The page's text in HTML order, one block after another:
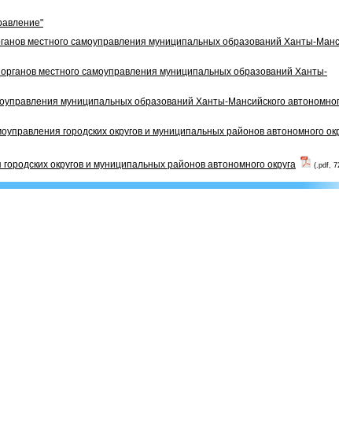
местного самоуправления муниципальных образований Ханты-
местного самоуправления муниципальных образований Ханты-
муниципальных образований Ханты-Мансийского
городских округов и муниципальных районов автономного
округов и муниципальных районов автономного округа
(.pdf,